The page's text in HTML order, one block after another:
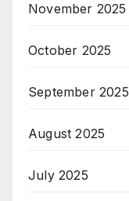
November 2025
October 2025
September 2025
August 2025
July 2025